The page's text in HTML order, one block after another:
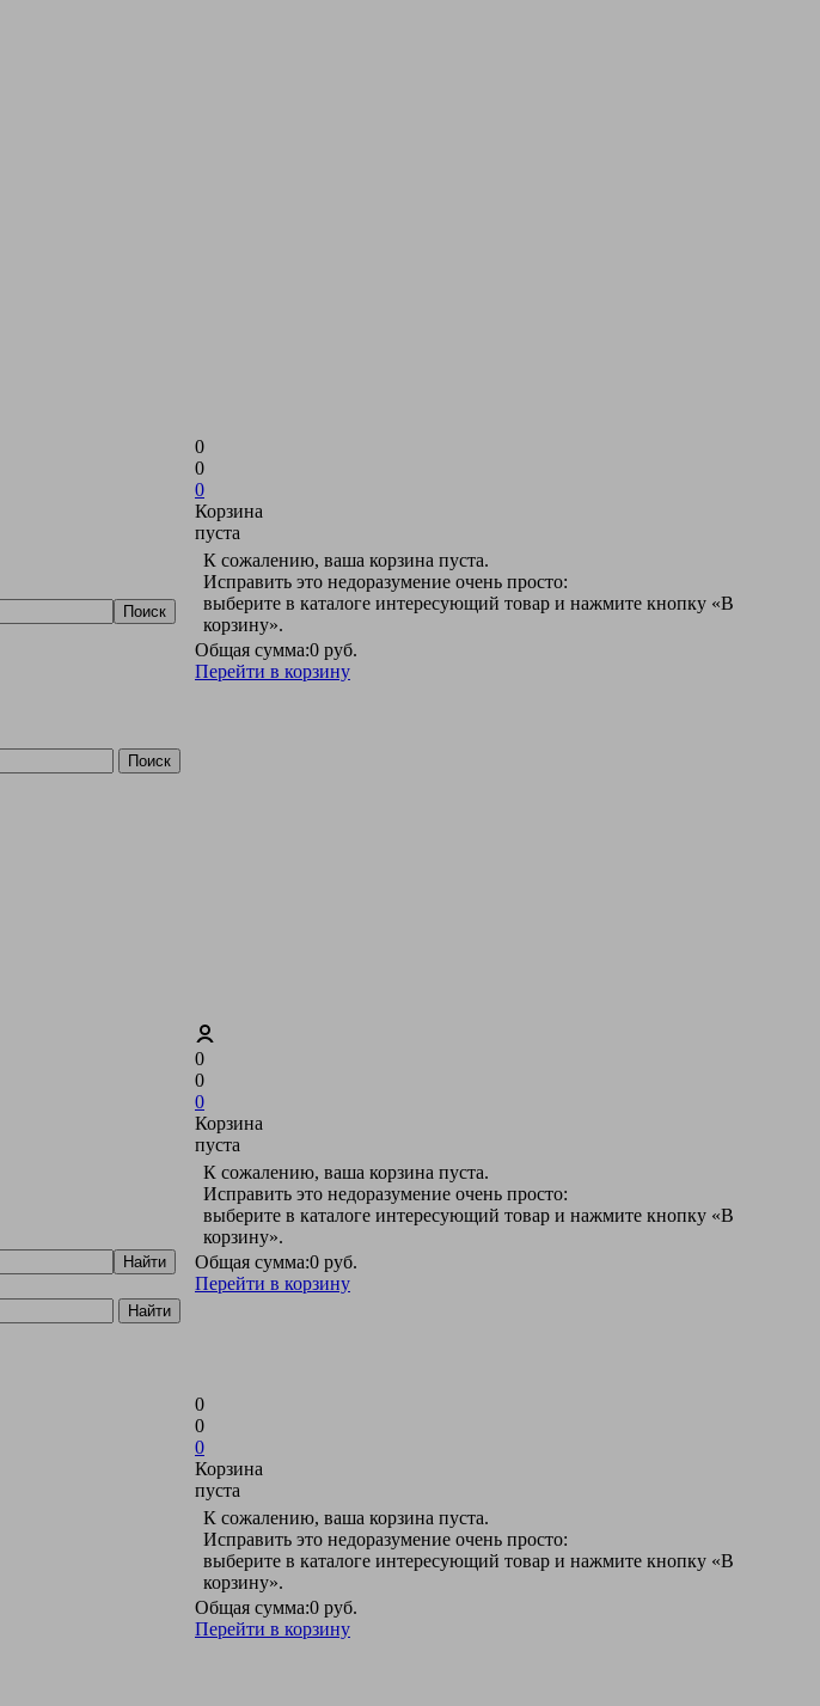
0
0
0
Корзина
пуста
К сожалению, ваша корзина пуста.
Исправить это недоразумение очень просто:
выберите в каталоге интересующий товар и нажмите кнопку «В
корзину».
Общая сумма:0 руб.
Перейти в корзину
0
0
0
Корзина
пуста
К сожалению, ваша корзина пуста.
Исправить это недоразумение очень просто:
выберите в каталоге интересующий товар и нажмите кнопку «В
корзину».
Общая сумма:0 руб.
Перейти в корзину
0
0
0
Корзина
пуста
К сожалению, ваша корзина пуста.
Исправить это недоразумение очень просто:
выберите в каталоге интересующий товар и нажмите кнопку «В
корзину».
Общая сумма:0 руб.
Перейти в корзину